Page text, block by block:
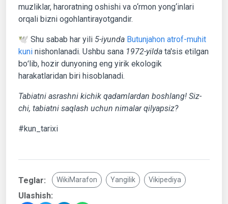
muzliklar, haroratning oshishi va o‘rmon yong‘inlari
orqali bizni ogohlantirayotgandir.
🕊 Shu sabab har yili 5-iyunda Butunjahon atrof-muhit
kuni nishonlanadi. Ushbu sana 1972-yilda ta'sis etilgan
boʻlib, hozir dunyoning eng yirik ekologik
harakatlaridan biri hisoblanadi.
Tabiatni asrashni kichik qadamlardan boshlang! Siz-
chi, tabiatni saqlash uchun nimalar qilyapsiz?
#kun_tarixi
Teglar: WikiMarafon Yangilik Vikipediya
Ulashish: